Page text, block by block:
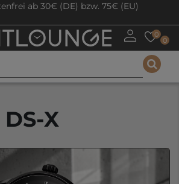
ab 30€ (DE) bzw. 75€ (EU)
0
0
X